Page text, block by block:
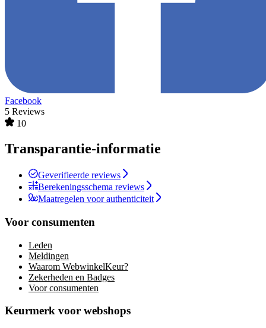
Facebook
5 Reviews
10
Transparantie-informatie
Geverifieerde reviews
Berekeningsschema reviews
Maatregelen voor authenticiteit
Voor consumenten
Leden
Meldingen
Waarom WebwinkelKeur?
Zekerheden en Badges
Voor consumenten
Keurmerk voor webshops